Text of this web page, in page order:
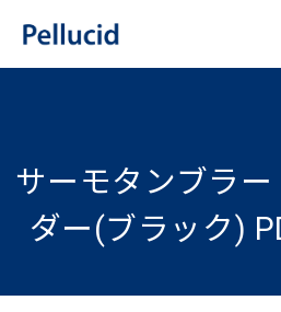
サーモタンブラ
ダー(ブラック)